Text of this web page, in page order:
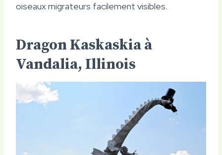
oiseaux migrateurs facilement visibles.
Dragon Kaskaskia à
Vandalia, Illinois